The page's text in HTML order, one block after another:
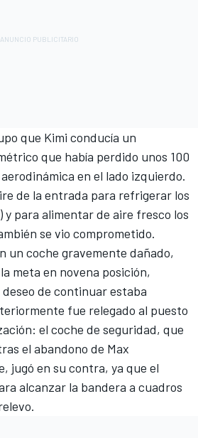
que Kimi conducía un
que había perdido unos 100
en el lado izquierdo.
de la entrada para refrigerar los
y para alimentar de aire fresco los
se vio comprometido.
un coche gravemente dañado,
meta en novena posición,
de continuar estaba
fue relegado al puesto
el coche de seguridad, que
el abandono de Max
jugó en su contra, ya que el
alcanzar la bandera a cuadros